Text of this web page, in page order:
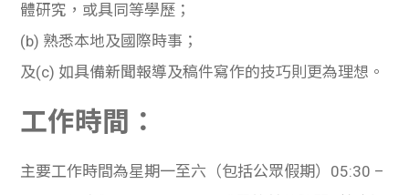
體研究，或具同等學歷；
(b) 熟悉本地及國際時事；
及(c) 如具備新聞報導及稿件寫作的技巧則更為理想。
工作時間：
主要工作時間為星期一至六（包括公眾假期）05:30 –